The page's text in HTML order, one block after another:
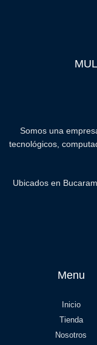
Somos una
tecnológicos,
Ubicados en
Menu
Inicio
Tienda
Nosotros